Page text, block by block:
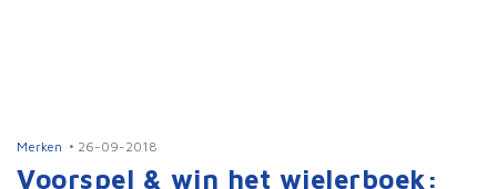
Merken 26-09-2018
Voorspel & win het wielerboek: